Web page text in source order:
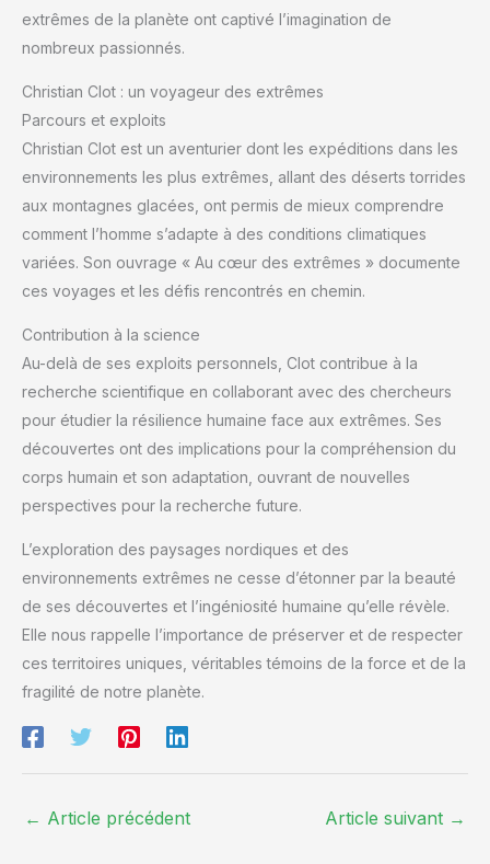
extrêmes de la planète ont captivé l’imagination de
nombreux passionnés.
Christian Clot : un voyageur des extrêmes
Parcours et exploits
Christian Clot est un aventurier dont les expéditions dans les
environnements les plus extrêmes, allant des déserts torrides
aux montagnes glacées, ont permis de mieux comprendre
comment l’homme s’adapte à des conditions climatiques
variées. Son ouvrage « Au cœur des extrêmes » documente
ces voyages et les défis rencontrés en chemin.
Contribution à la science
Au-delà de ses exploits personnels, Clot contribue à la
recherche scientifique en collaborant avec des chercheurs
pour étudier la résilience humaine face aux extrêmes. Ses
découvertes ont des implications pour la compréhension du
corps humain et son adaptation, ouvrant de nouvelles
perspectives pour la recherche future.
L’exploration des paysages nordiques et des
environnements extrêmes ne cesse d’étonner par la beauté
de ses découvertes et l’ingéniosité humaine qu’elle révèle.
Elle nous rappelle l’importance de préserver et de respecter
ces territoires uniques, véritables témoins de la force et de la
fragilité de notre planète.
← Article précédent Article suivant →